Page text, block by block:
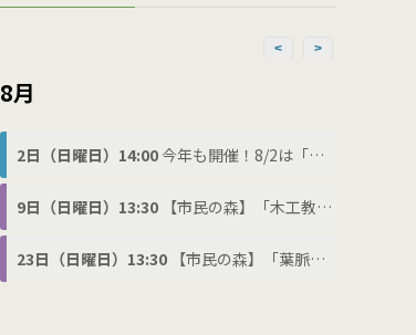
< >
8月
2日（日曜日）14:00 今年も開催！8/2は「わ(8)に(2)の日」でわにフェス
9日（日曜日）13:30 【市民の森】「木工教室」
23日（日曜日）13:30 【市民の森】「葉脈標本づくり」